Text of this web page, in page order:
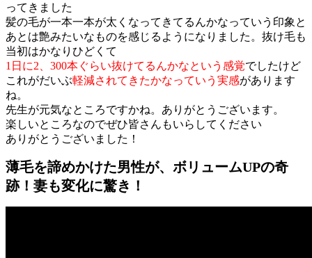
ってきました
髪の毛が一本一本が太くなってきてるんかなっていう印象と
あとは艶みたいなものを感じるようになりました。抜け毛も
当初はかなりひどくて
1日に2、300本ぐらい抜けてるんかなという感覚でしたけど
これがだいぶ軽減されてきたかなっていう実感があります
ね。
先生が元気なところですかね。ありがとうございます。
楽しいところなのでぜひ皆さんもいらしてください
ありがとうございました！
薄毛を諦めかけた男性が、ボリュームUPの奇
跡！妻も変化に驚き！